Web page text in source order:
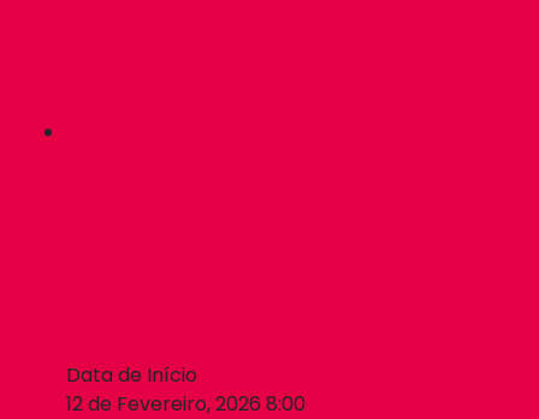
Data de Início
12 de Fevereiro, 2026 8:00